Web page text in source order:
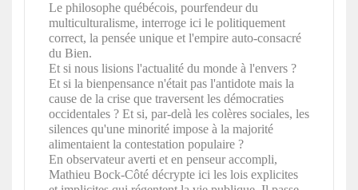
Le philosophe québécois, pourfendeur du
multiculturalisme, interroge ici le politiquement
correct, la pensée unique et l'empire auto-consacré
du Bien.
Et si nous lisions l'actualité du monde à l'envers ?
Et si la bienpensance n'était pas l'antidote mais la
cause de la crise que traversent les démocraties
occidentales ? Et si, par-delà les colères sociales, les
silences qu'une minorité impose à la majorité
alimentaient la contestation populaire ?
En observateur averti et en penseur accompli,
Mathieu Bock-Côté décrypte ici les lois explicites